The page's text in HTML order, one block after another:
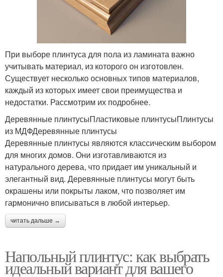
При выборе плинтуса для пола из ламината важно
учитывать материал, из которого он изготовлен.
Существует несколько основных типов материалов,
каждый из которых имеет свои преимущества и
недостатки. Рассмотрим их подробнее.
Деревянные плинтусыПластиковые плинтусыПлинтусы
из МДФДеревянные плинтусы
Деревянные плинтусы являются классическим выбором
для многих домов. Они изготавливаются из
натурального дерева, что придает им уникальный и
элегантный вид. Деревянные плинтусы могут быть
окрашены или покрыты лаком, что позволяет им
гармонично вписываться в любой интерьер.
читать дальше →
Напольный плинтус: как выбрать
идеальный вариант для вашего